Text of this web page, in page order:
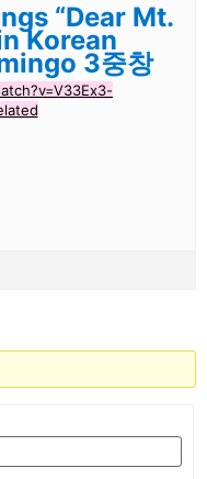
“Dear Mt.
Korean
3중창